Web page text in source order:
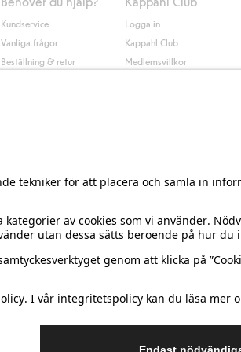
Kundservice
Vanliga frågor
Beställning & retur
Logga in
Kappahl Club
Medlemsvillkor